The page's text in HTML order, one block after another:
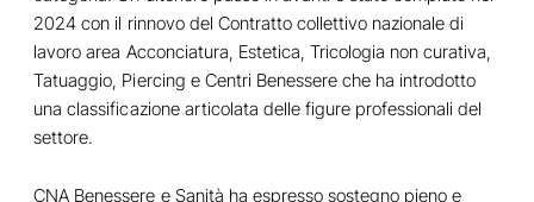
2024 con il rinnovo del Contratto collettivo nazionale di
lavoro area Acconciatura, Estetica, Tricologia non curativa,
Tatuaggio, Piercing e Centri Benessere che ha introdotto
una classificazione articolata delle figure professionali del
settore.
CNA Benessere e Sanità ha espresso sostegno pieno e